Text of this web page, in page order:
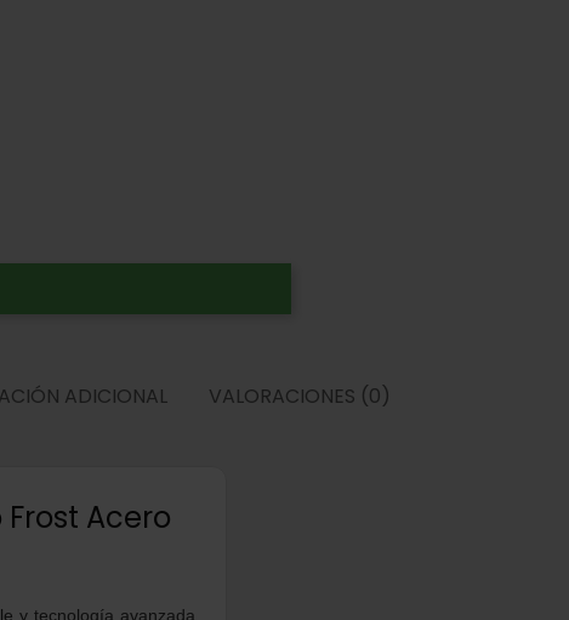
ADICIONAL VALORACIONES (0)
Frost Acero
y tecnología avanzada